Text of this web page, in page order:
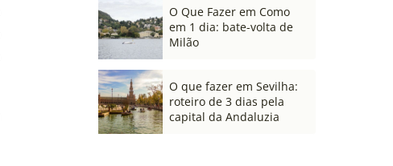
O Que Fazer em Como
em 1 dia: bate-volta de
Milão
O que fazer em Sevilha:
roteiro de 3 dias pela
capital da Andaluzia